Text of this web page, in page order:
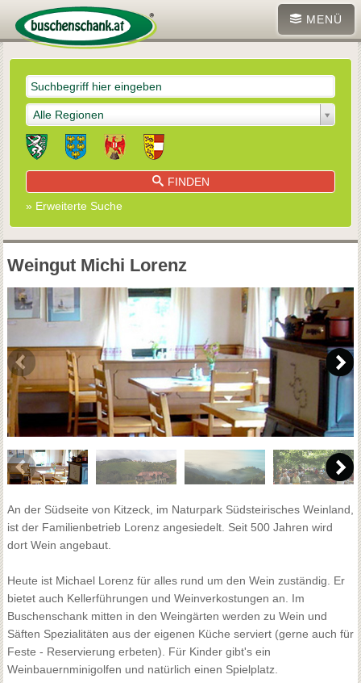
MENÜ
Alle Regionen
FINDEN
» Erweiterte Suche
Weingut Michi Lorenz
An der Südseite von Kitzeck, im Naturpark Südsteirisches Weinland,
ist der Familienbetrieb Lorenz angesiedelt. Seit 500 Jahren wird
dort Wein angebaut.
Heute ist Michael Lorenz für alles rund um den Wein zuständig. Er
bietet auch Kellerführungen und Weinverkostungen an. Im
Buschenschank mitten in den Weingärten werden zu Wein und
Säften Spezialitäten aus der eigenen Küche serviert (gerne auch für
Feste - Reservierung erbeten). Für Kinder gibt's ein
Weinbauernminigolfen und natürlich einen Spielplatz.